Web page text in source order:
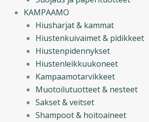
KAMPAAMO
Hiusharjat & kammat
Hiustenkuivaimet & pidikkeet
Hiustenpidennykset
Hiustenleikkuukoneet
Kampaamotarvikkeet
Muotoilutuotteet & nesteet
Sakset & veitset
Shampoot & hoitoaineet